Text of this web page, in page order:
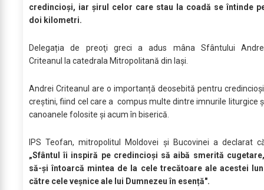
credincioși, iar șirul celor care stau la coadă se întinde
doi kilometri.
Delegația de preoţi greci a adus mâna Sfântului
Criteanul la catedrala Mitropolitană din Iaşi.
Andrei Criteanul are o importanță deosebită pentru
creștini, fiind cel care a compus multe dintre imnurile liturgice
canoanele folosite și acum în biserică.
IPS Teofan, mitropolitul Moldovei şi Bucovinei a declarat
„Sfântul îi inspiră pe credincioși să aibă smerită cugetare,
să-și întoarcă mintea de la cele trecătoare ale acestei
către cele veșnice ale lui Dumnezeu în esență".